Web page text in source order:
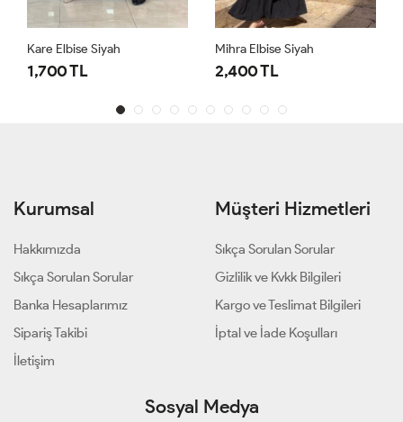
Kare Elbise Siyah
1,700 TL
Mihra Elbise Siyah
2,400 TL
Kurumsal
Hakkımızda
Sıkça Sorulan Sorular
Banka Hesaplarımız
Sipariş Takibi
İletişim
Müşteri Hizmetleri
Sıkça Sorulan Sorular
Gizlilik ve Kvkk Bilgileri
Kargo ve Teslimat Bilgileri
İptal ve İade Koşulları
Sosyal Medya